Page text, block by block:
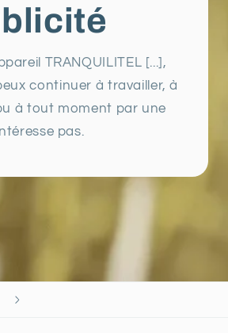
TRANQUILITEL [...],
continuer à travailler, à
à tout moment par une
pas.